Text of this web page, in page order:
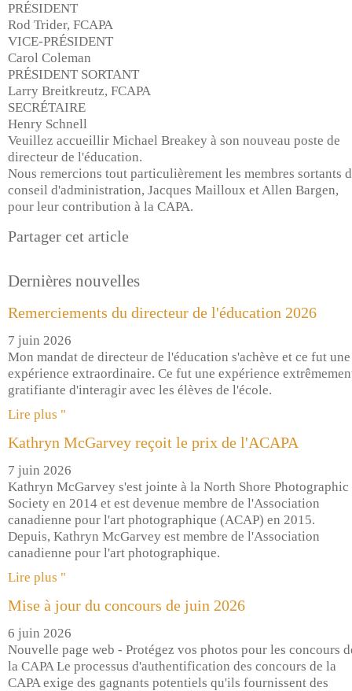
PRÉSIDENT
Rod Trider, FCAPA
VICE-PRÉSIDENT
Carol Coleman
PRÉSIDENT SORTANT
Larry Breitkreutz, FCAPA
SECRÉTAIRE
Henry Schnell
Veuillez accueillir Michael Breakey à son nouveau poste de
directeur de l'éducation.
Nous remercions tout particulièrement les membres sortants
conseil d'administration, Jacques Mailloux et Allen Bargen,
pour leur contribution à la CAPA.
Partager cet article
Dernières nouvelles
Remerciements du directeur de l'éducation 2026
7 juin 2026
Mon mandat de directeur de l'éducation s'achève et ce fut une
expérience extraordinaire. Ce fut une expérience
gratifiante d'interagir avec les élèves de l'école.
Lire plus "
Kathryn McGarvey reçoit le prix de l'ACAPA
7 juin 2026
Kathryn McGarvey s'est jointe à la North Shore Photographic
Society en 2014 et est devenue membre de l'Association
canadienne pour l'art photographique (ACAP) en 2015.
Depuis, Kathryn McGarvey est membre de l'Association
canadienne pour l'art photographique.
Lire plus "
Mise à jour du concours de juin 2026
6 juin 2026
Nouvelle page web - Protégez vos photos pour les concours
la CAPA Le processus d'authentification des concours de la
CAPA exige des gagnants potentiels qu'ils fournissent des